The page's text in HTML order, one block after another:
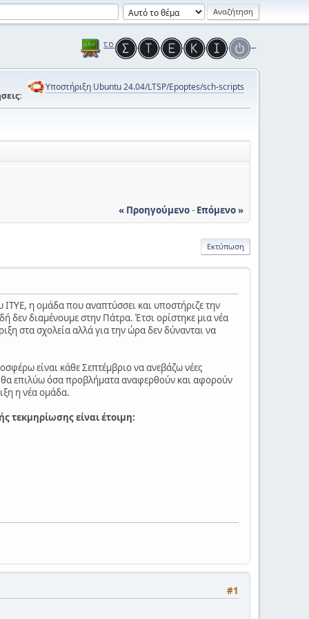
Υποστήριξη Ubuntu 24.04/LTSP/Epoptes/sch-scripts
« Προηγούμενο- Επόμενο »
Εκτύπωση
η ομάδα που αναπτύσσει και υποστήριζε την
δεν διαμένουμε στην Πάτρα. Έτσι ορίστηκε μια νέα
στα σχολεία αλλά για την ώρα δεν δύνανται να
είναι κάθε Σεπτέμβριο να ανεβάζω νέες
θα επιλύω όσα προβλήματα αναφερθούν και αφορούν
η νέα ομάδα.
τεκμηρίωσης είναι έτοιμη:
#1